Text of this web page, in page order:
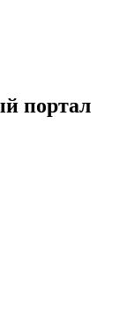
портал